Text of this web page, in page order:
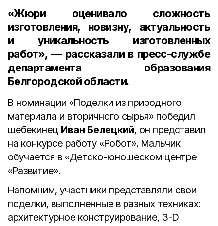
«Жюри оценивало сложность
изготовления, новизну, актуальность
и уникальность изготовленных
работ», — рассказали в пресс-службе
департамента образования
Белгородской области.
В номинации «Поделки из природного
материала и вторичного сырья» победил
шебекинец Иван Белецкий, он представил
на конкурсе работу «Робот». Мальчик
обучается в «Детско-юношеском центре
«Развитие».
Напомним, участники представляли свои
поделки, выполненные в разных техниках:
архитектурное конструирование, 3-D